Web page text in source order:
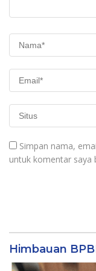
Simpan nama,
untuk komentar saya
Himbauan